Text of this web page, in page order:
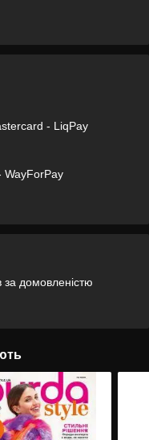
- LiqPay
WayForPay
домовленістю